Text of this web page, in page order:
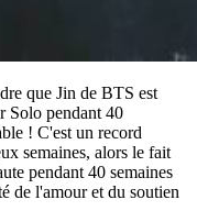
que Jin de BTS est
Solo pendant 40
! C'est un record
semaines, alors le fait
pendant 40 semaines
de l'amour et du soutien